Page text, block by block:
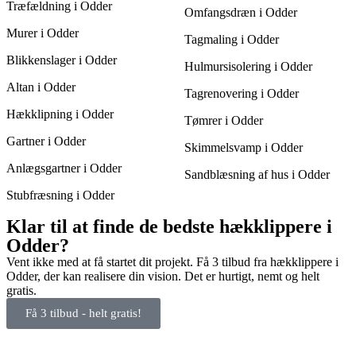
Træfældning i Odder
Murer i Odder
Blikkenslager i Odder
Altan i Odder
Hækklipning i Odder
Gartner i Odder
Anlægsgartner i Odder
Stubfræsning i Odder
Omfangsdræn i Odder
Tagmaling i Odder
Hulmursisolering i Odder
Tagrenovering i Odder
Tømrer i Odder
Skimmelsvamp i Odder
Sandblæsning af hus i Odder
Klar til at finde de bedste hækklippere i
Odder?
Vent ikke med at få startet dit projekt. Få 3 tilbud fra hækklippere i
Odder, der kan realisere din vision. Det er hurtigt, nemt og helt
gratis.
Få 3 tilbud - helt gratis!